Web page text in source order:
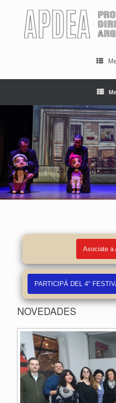
Asociate a
PARTICIPÁ DEL 4°
NOVEDADES